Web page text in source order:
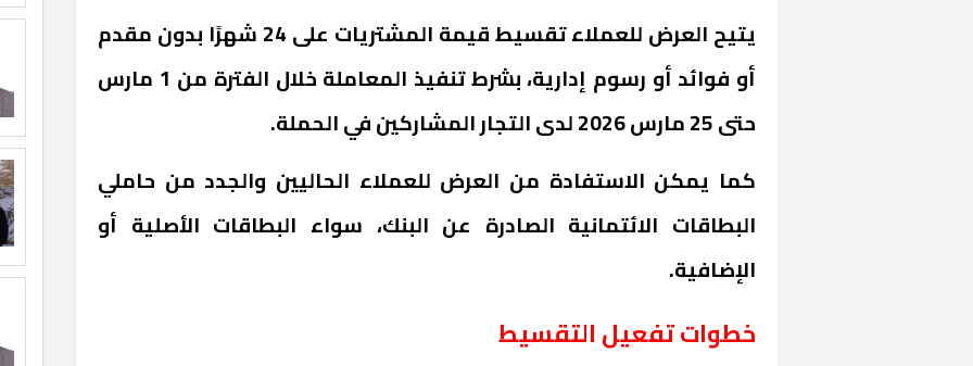
يتيح العرض للعملاء تقسيط قيمة المشتريات على 24 شهرًا بدون مقدم
أو فوائد أو رسوم إدارية، بشرط تنفيذ المعاملة خلال الفترة من 1 مارس
حتى 25 مارس 2026 لدى التجار المشاركين في الحملة.
كما يمكن الاستفادة من العرض للعملاء الحاليين والجدد من حاملي
البطاقات الائتمانية الصادرة عن البنك، سواء البطاقات الأصلية أو
الإضافية.
خطوات تفعيل التقسيط